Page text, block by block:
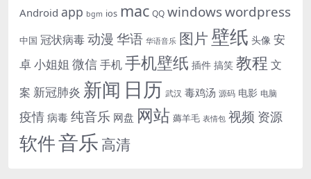
Android app bgm ios mac QQ windowswordpress
中国 冠状病毒动漫 华语 华语音乐 图片 壁纸 头像 安
卓小姐姐 微信手机手机壁纸 插件 搞笑 教程 文
案 新冠肺炎 新闻 日历 武汉 毒鸡汤 源码 电影 电脑
疫情 病毒 纯音乐 网盘 网站 薅羊毛 表情包 视频 资源
软件音乐 高清